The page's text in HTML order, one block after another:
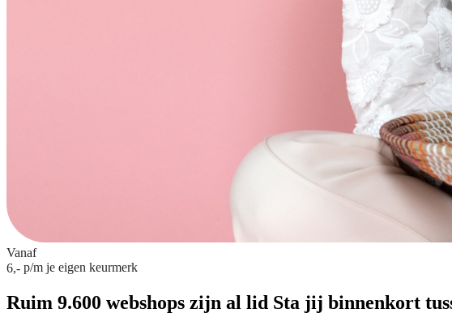
Vanaf
6,- p/m je eigen keurmerk
Ruim 9.600 webshops zijn al lid Sta jij binnenkort